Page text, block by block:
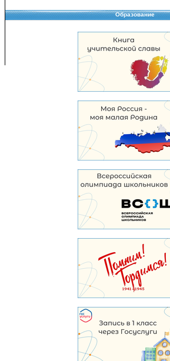
Образование
Copyright © 2008-2026 Управление
Перепечатка и использование материалов
Управления образования.
103,951,476 уникальных